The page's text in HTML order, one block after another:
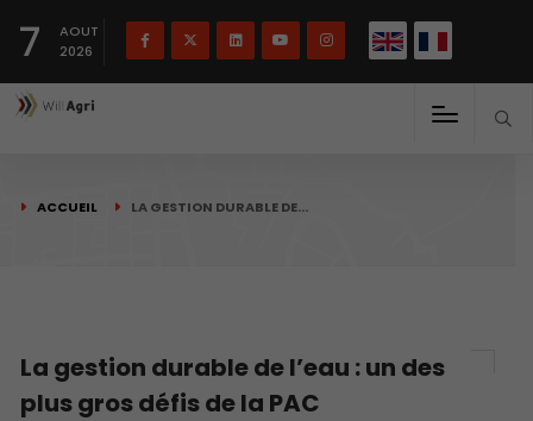
7
AOUT
2026
ACCUEIL LA GESTION DURABLE DE…
La gestion durable de l’eau : un des
plus gros défis de la PAC
Français English(English)